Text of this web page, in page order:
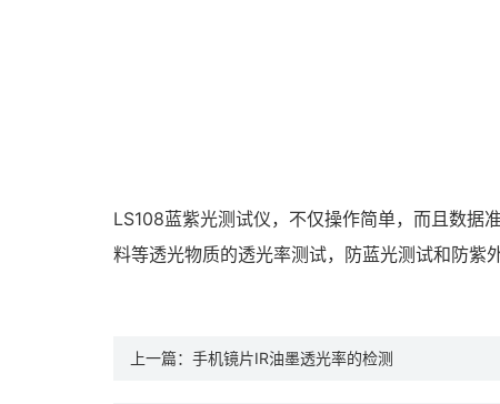
LS108蓝紫光测试仪，不仅操作简单，而且数据
料等透光物质的透光率测试，防蓝光测试和防紫
上一篇： 手机镜片IR油墨透光率的检测